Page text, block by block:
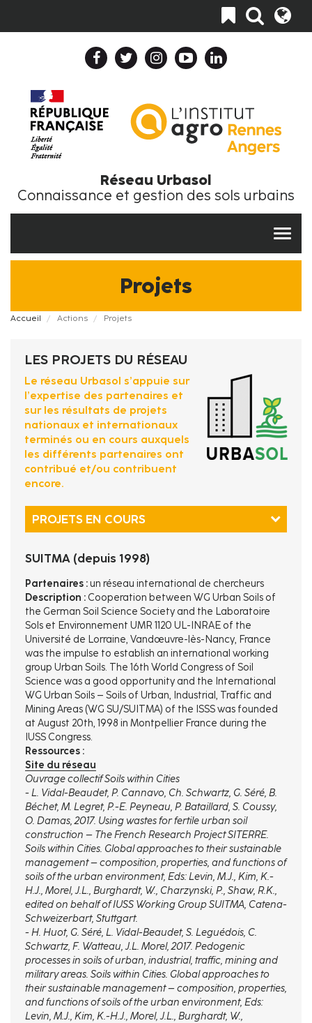
contenu
Toggle
navigation
Top
Navigation
Collapse
Réseau Urbasol
Connaissance et gestion des sols urbains
Projets
FilAccueil Actions Projets
LES PROJETS DU RÉSEAU
Le réseau Urbasol s’appuie sur
l’expertise des partenaires et
sur les résultats de projets
nationaux et internationaux
terminés ou en cours auxquels
les différents partenaires ont
contribué et/ou contribuent
encore.
PROJETS EN COURS
SUITMA (depuis 1998)
Partenaires :un réseau international de chercheurs
Description :Cooperation between WG Urban Soils of
the German Soil Science Society and the Laboratoire
Sols et Environnement UMR 1120 UL-INRAE of the
Université de Lorraine, Vandœuvre-lès-Nancy, France
was the impulse to establish an international working
group Urban Soils. The 16th World Congress of Soil
Science was a good opportunity and the International
WG Urban Soils – Soils of Urban, Industrial, Traffic and
Mining Areas (WG SU/SUITMA) of the ISSS was founded
at August 20th, 1998 in Montpellier France during the
IUSS Congress.
Ressources :
Site du réseau
Ouvrage collectif Soils within Cities
- L. Vidal-Beaudet, P. Cannavo, Ch. Schwartz, G. Séré, B.
Béchet, M. Legret, P.-E. Peyneau, P. Bataillard, S. Coussy,
O. Damas, 2017. Using wastes for fertile urban soil
construction – The French Research Project SITERRE.
Soils within Cities. Global approaches to their sustainable
management – composition, properties, and functions of
soils of the urban environment, Eds: Levin, M.J., Kim, K.-
H.J., Morel, J.L., Burghardt, W., Charzynski, P., Shaw, R.K.,
edited on behalf of IUSS Working Group SUITMA, Catena-
Schweizerbart, Stuttgart.
- H. Huot, G. Séré, L. Vidal-Beaudet, S. Leguédois, C.
Schwartz, F. Watteau, J.L. Morel, 2017. Pedogenic
processes in soils of urban, industrial, traffic, mining and
military areas. Soils within Cities. Global approaches to
their sustainable management – composition, properties,
and functions of soils of the urban environment, Eds:
Levin, M.J., Kim, K.-H.J., Morel, J.L., Burghardt, W.,